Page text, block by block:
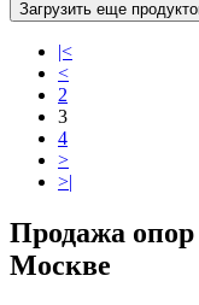
Загрузить еще
|<
<
2
3
4
>
>|
Продажа опор
Москве